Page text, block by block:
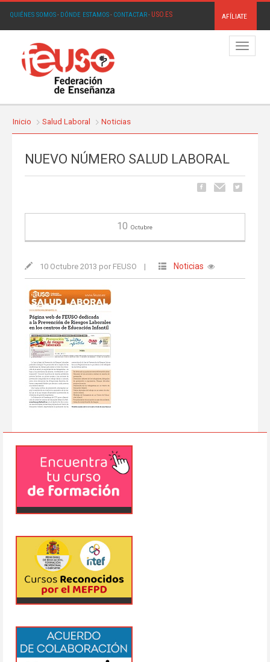
QUIÉNES SOMOS· DÓNDE ESTAMOS· CONTACTAR· USO.ES AFÍLIATE
Menú
Inicio Salud Laboral Noticias
NUEVO NÚMERO SALUD LABORAL
10 Octubre
10 Octubre 2013 por FEUSO | Noticias